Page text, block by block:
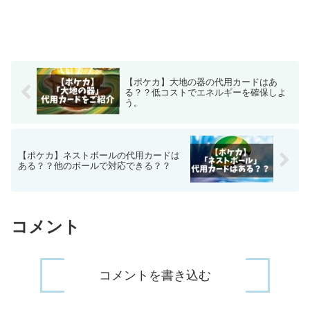
【ポケカ】大地の器の代用カードはあ
る？？低コストでエネルギーを確保しよ
う。
【ポケカ】ネストボールの代用カードは
ある？？他のボールで対応できる？？
コメント
コメントを書き込む